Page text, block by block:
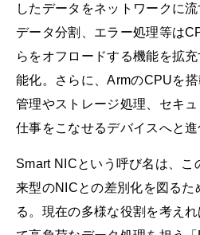
したデータをネットワークに
データ分割、エラー処理等は
らをオフロードする機能を拡
能化。さらに、ArmのCPUを
管理やストレージ処理、セキ
仕事をこなせるデバイスへと進
Smart NICという呼び名は、こ
来型のNICとの差別化を図るた
る。現在の多様な役割を考え